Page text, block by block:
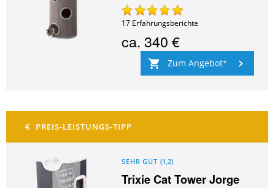
17 Erfahrungsberichte
ca.340 €
Zum Angebot
SEHR GUT (1,2)
Trixie Cat Tower Jorge